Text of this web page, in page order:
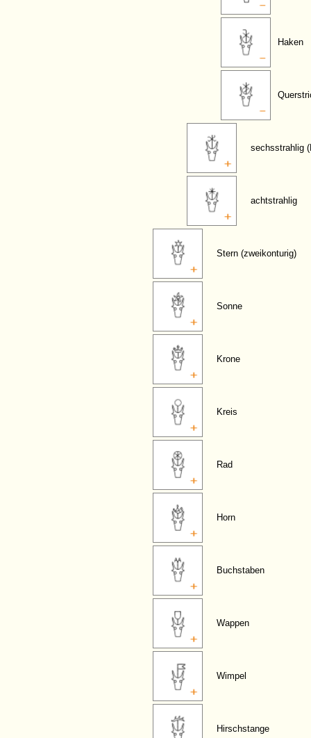
Haken
sechsstrahlig
achtstrahlig
Stern (zweikonturig)
Sonne
Krone
Kreis
Rad
Horn
Buchstaben
Wappen
Wimpel
Hirschstange